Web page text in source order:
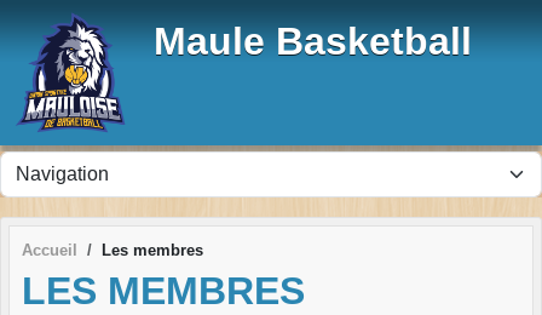
Maule Basketball
Accueil Les membres
LES MEMBRES
Panneau de gestion des cookies